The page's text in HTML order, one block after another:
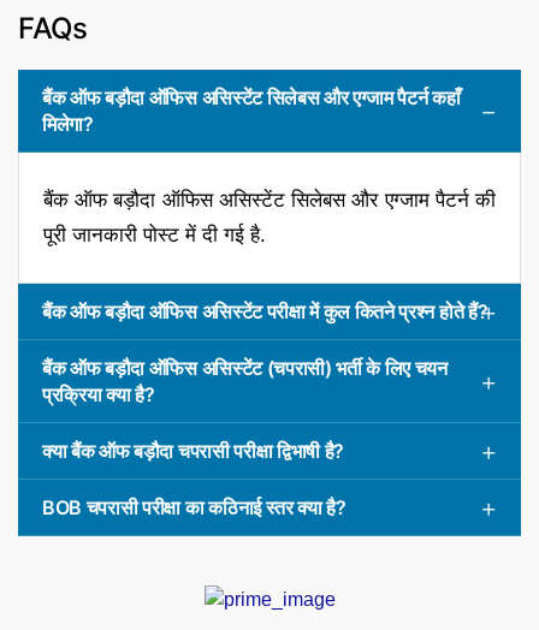
FAQs
बैंक ऑफ बड़ौदा ऑफिस असिस्टेंट सिलेबस और एग्जाम पैटर्न कहाँ
मिलेगा?
बैंक ऑफ बड़ौदा ऑफिस असिस्टेंट सिलेबस और एग्जाम पैटर्न की
पूरी जानकारी पोस्ट में दी गई है.
बैंक ऑफ बड़ौदा ऑफिस असिस्टेंट परीक्षा में कुल कितने प्रश्न होते हैं?
बैंक ऑफ बड़ौदा ऑफिस असिस्टेंट (चपरासी) भर्ती के लिए चयन
प्रक्रिया क्या है?
क्या बैंक ऑफ बड़ौदा चपरासी परीक्षा द्विभाषी है?
BOB चपरासी परीक्षा का कठिनाई स्तर क्या है?